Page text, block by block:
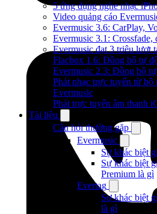
5 ứng dụng nghe nhạc
Video quảng cáo
Evermusic 3.6: CarPlay,
Evermusic 3.1:
Evermusic đạt 3 triệu lượt
Flacbox 1.6: Đồng bộ tự
Evermusic 2.3: Đồng bộ
Phát nhạc trực tuyến từ
Evermusic
Phát trực tuyến âm thanh
Tài liệu
Câu hỏi thường gặp
Evermusic
Sự khác biệt
Sự khác biệt
Premium là gì
Evertag
Sự khác biệt
là gì